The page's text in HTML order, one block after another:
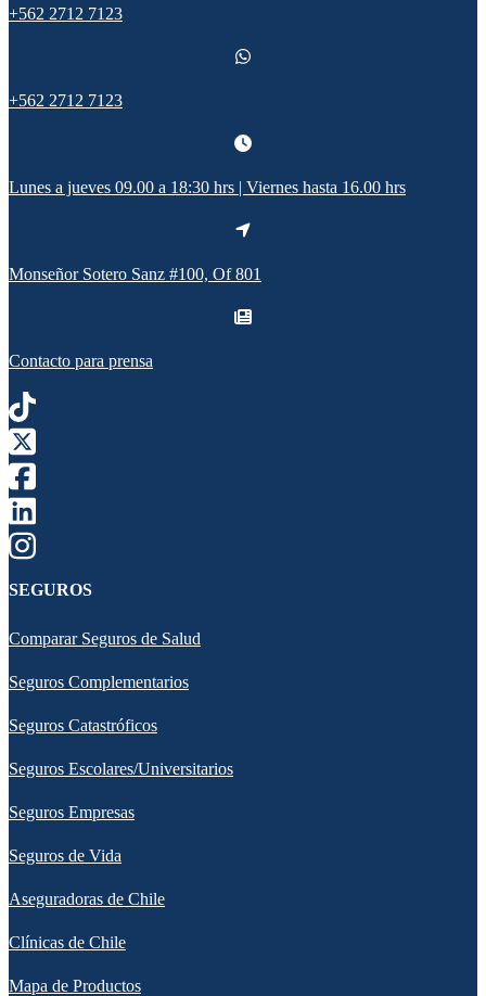
+562 2712 7123
+562 2712 7123
Lunes a jueves 09.00 a 18:30 hrs | Viernes hasta 16.00 hrs
Monseñor Sotero Sanz #100, Of 801
Contacto para prensa
SEGUROS
Comparar Seguros de Salud
Seguros Complementarios
Seguros Catastróficos
Seguros Escolares/Universitarios
Seguros Empresas
Seguros de Vida
Aseguradoras de Chile
Clínicas de Chile
Mapa de Productos